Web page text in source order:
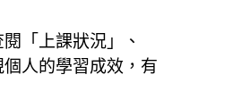
「上課狀況」、
人的學習成效，有